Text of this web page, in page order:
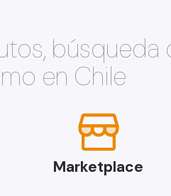
en Chile
Marketplace